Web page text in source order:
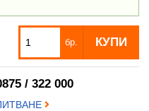
бр. КУПИ
/ 322 000